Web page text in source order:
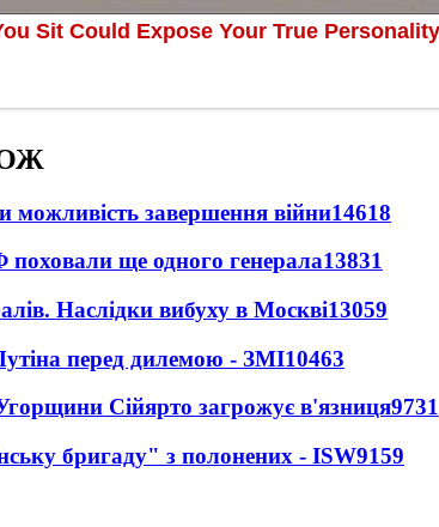
завершення війни14618
ще одного генерала13831
Наслідки вибуху в Москві13059
перед дилемою - ЗМІ10463
Сійярто загрожує в'язниця9731
бригаду" з полонених - ISW9159